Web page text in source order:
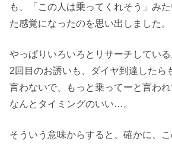
も、「この人は乗ってくれそう」み
た感覚になったのを思い出しました。
やっぱりいろいろとリサーチしてい
2回目のお誘いも、ダイヤ到達したら
言わないで、もっと乗ってーと言われ
なんとタイミングのいい…。
そういう意味からすると、確かに、